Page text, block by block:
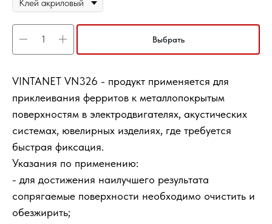
Выбрать
VINTANET VN326 - продукт применяется для
приклеивания ферритов к металлопокрытым
поверхностям в электродвигателях, акустических
системах, ювелирных изделиях, где требуется
быстрая фиксация.
Указания по применению:
- для достижения наилучшего результата
сопрягаемые поверхности необходимо очистить и
обезжирить;